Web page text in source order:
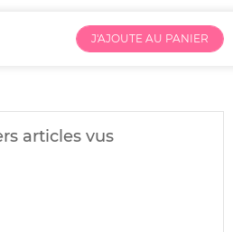
J'AJOUTE AU PANIER
articles vus